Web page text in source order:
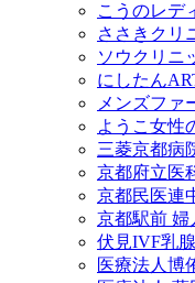
こうのレデ
ささきクリ
ソウクリニ
にしたん
メンズファ
ようこ女性
三菱京都病
京都府立医
京都民医連
京都駅前 婦
伏見IVF乳
医療法人博